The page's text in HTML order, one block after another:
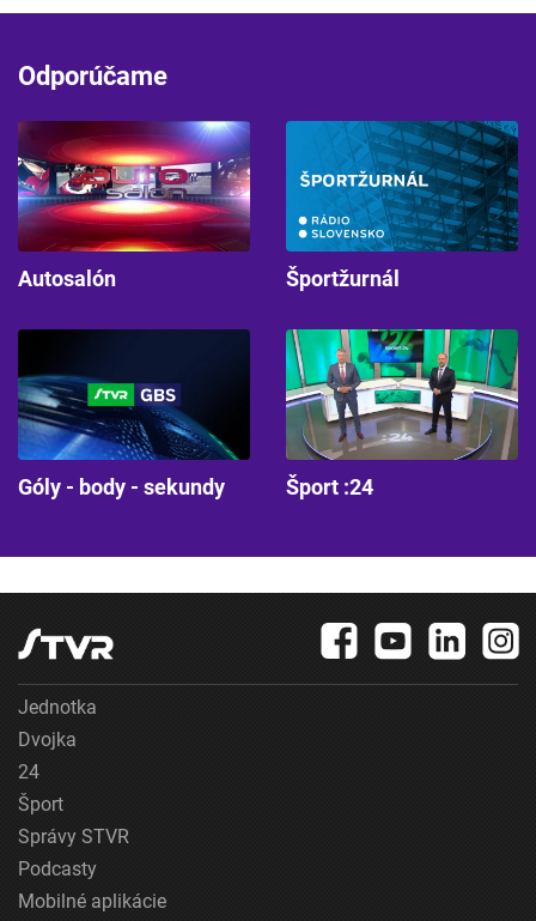
Odporúčame
Autosalón Športžurnál
Góly - body - sekundy Šport :24
Jednotka
Dvojka
24
Šport
Správy STVR
Podcasty
Mobilné aplikácie